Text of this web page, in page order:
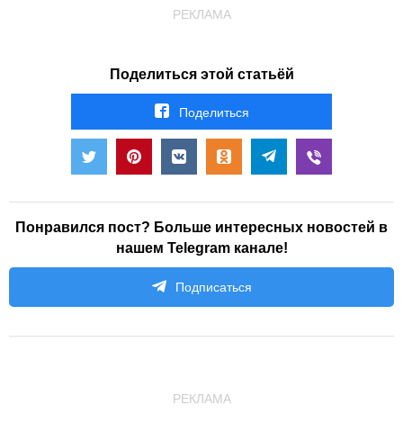
РЕКЛАМА
Поделиться этой статьёй
Поделиться
Понравился пост? Больше интересных новостей в
нашем Telegram канале!
Подписаться
РЕКЛАМА